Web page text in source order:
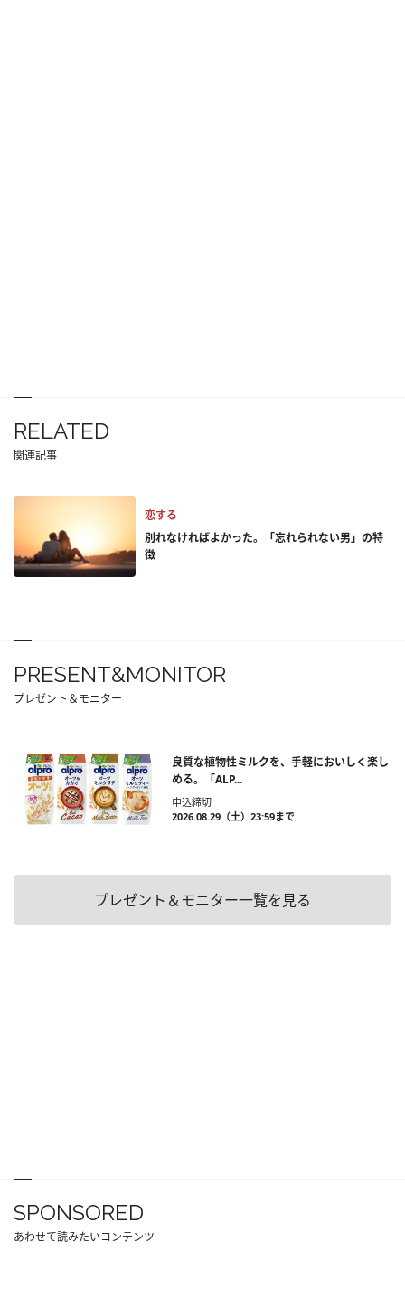
RELATED
関連記事
恋する
別れなければよかった。「忘れられない男」の特
徴
PRESENT&MONITOR
プレゼント＆モニター
良質な植物性ミルクを、手軽においしく楽し
める。「ALP...
申込締切
2026.08.29（土）23:59まで
プレゼント＆モニター一覧を見る
SPONSORED
あわせて読みたいコンテンツ